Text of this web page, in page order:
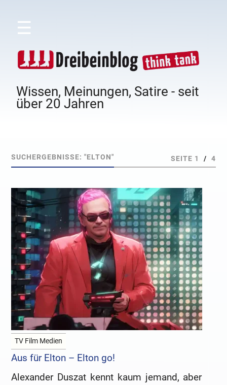
☰
Wissen, Meinungen, Satire - seit
über 20 Jahren
SUCHERGEBNISSE: "ELTON" SEITE 1 / 4
TV Film Medien
Aus für Elton – Elton go!
Alexander Duszat kennt kaum jemand, aber